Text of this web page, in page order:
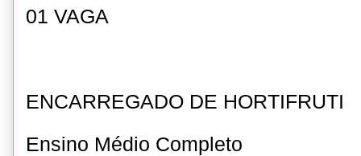
01 VAGA
ENCARREGADO DE HORTIFRUTI
Ensino Médio Completo